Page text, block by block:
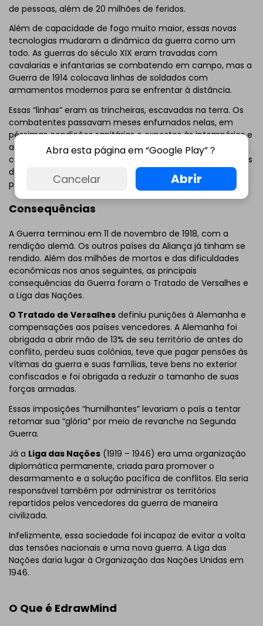
de pessoas, além de 20 milhões de feridos.
Além de capacidade de fogo muito maior, essas novas
tecnologias mudaram a dinâmica da guerra como um
todo. As guerras do século XIX eram travadas com
cavalarias e infantarias se combatendo em campo, mas a
Guerra de 1914 colocava linhas de soldados com
armamentos modernos para se enfrentar à distância.
Essas “linhas” eram as trincheiras, escavadas na terra. Os
combatentes passavam meses enfurnados nelas, em
péssimas condições sanitárias e expostos às intempéries e
a pilhas de cadáveres. Como resultado, eram as doenças
contagiosas e as gangrenas se somavam a outros flagelos
da guerra. Muitas trincheiras deixaram marcas
permanentes no território europeu até hoje.
Consequências
A Guerra terminou em 11 de novembro de 1918, com a
rendição alemã. Os outros países da Aliança já tinham se
rendido. Além dos milhões de mortos e das dificuldades
econômicas nos anos seguintes, as principais
consequências da Guerra foram o Tratado de Versalhes e
a Liga das Nações.
O Tratado de Versalhes definiu punições à Alemanha e
compensações aos países vencedores. A Alemanha foi
obrigada a abrir mão de 13% de seu território de antes do
conflito, perdeu suas colônias, teve que pagar pensões às
vítimas da guerra e suas famílias, teve bens no exterior
confiscados e foi obrigada a reduzir o tamanho de suas
forças armadas.
Essas imposições “humilhantes” levariam o país a tentar
retomar sua “glória” por meio de revanche na Segunda
Guerra.
Já a Liga das Nações (1919 – 1946) era uma organização
diplomática permanente, criada para promover o
desarmamento e a solução pacífica de conflitos. Ela seria
responsável também por administrar os territórios
repartidos pelos vencedores da guerra de maneira
civilizada.
Infelizmente, essa sociedade foi incapaz de evitar a volta
das tensões nacionais e uma nova guerra. A Liga das
Nações daria lugar à Organização das Nações Unidas em
1946.
O Que é EdrawMind
Abra esta página em “Google Play”？
Cancelar Abrir